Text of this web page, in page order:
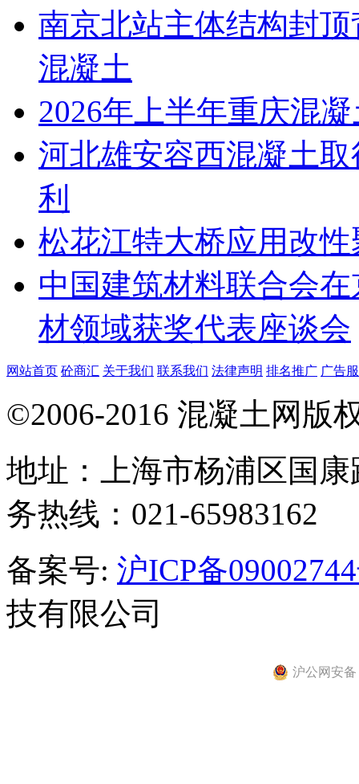
南京北站主体结构封
混凝土
2026年上半年重庆混
河北雄安容西混凝土
利
松花江特大桥应用改
中国建筑材料联合会
材领域获奖代表座谈会
网站首页 砼商汇 关于我们 联系我们 法律声明 排名推广 广告
©2006-2016 混凝土网版
地址：上海市杨浦区国
务热线：021-65983162
备案号: 沪ICP备
技有限公司
沪公网安备